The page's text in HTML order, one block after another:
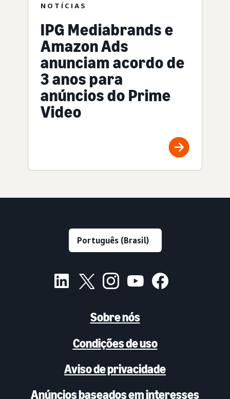
NOTÍCIAS
IPG Mediabrands e
Amazon Ads
anunciam acordo de
3 anos para
anúncios do Prime
Video
Sobre nós
Condições de uso
Aviso de privacidade
Anúncios baseados em interesses